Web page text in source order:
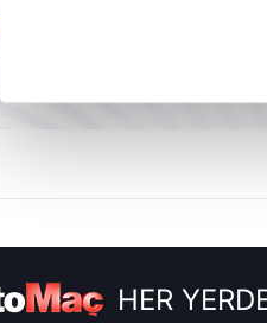
Her halükârda, kullanıcılar,
Çerezlere ilişkin tercihlerinizi
butonuna tıklayabilir,Çerez
HER